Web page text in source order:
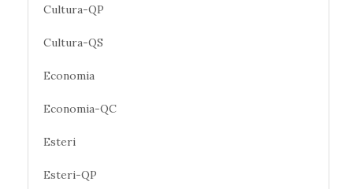
Cultura-QP
Cultura-QS
Economia
Economia-QC
Esteri
Esteri-QP